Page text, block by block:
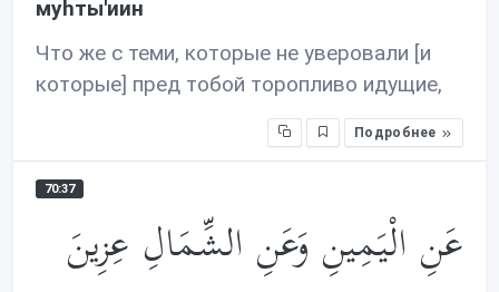
муhты'иин
Что же с теми, которые не уверовали [и
которые] пред тобой торопливо идущие,
Подробнее
70:37
عَنِ الْيَمِينِ وَعَنِ الشِّمَالِ عِزِينَ